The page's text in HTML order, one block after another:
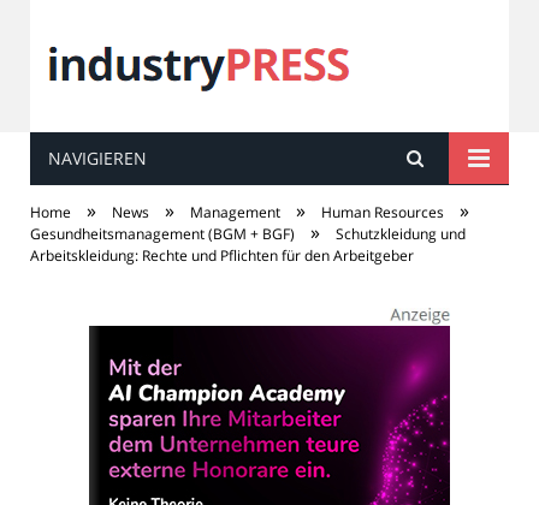
industryPRESS
NAVIGIEREN
Home » News » Management » Human Resources »
Gesundheitsmanagement (BGM + BGF) »
Schutzkleidung und
Arbeitskleidung: Rechte und Pflichten für den Arbeitgeber